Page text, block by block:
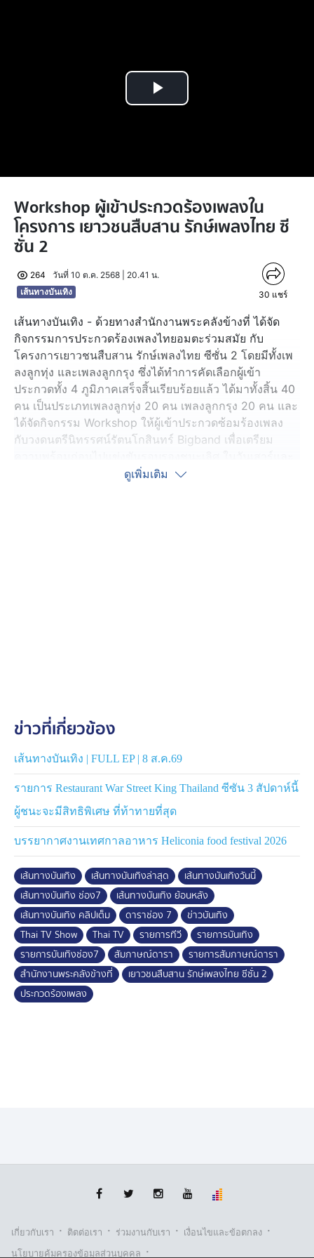
Play
Workshop ผู้เข้าประกวดร้องเพลงใน
โครงการ เยาวชนสืบสาน รักษ์เพลงไทย ซี
ซั่น 2
264
วันที่ 10 ต.ค. 2568 | 20.41 น.
เส้นทางบันเทิง
30 แชร์
เส้นทางบันเทิง - ด้วยทางสำนักงานพระคลังข้างที่ ได้จัด
กิจกรรมการประกวดร้องเพลงไทยอมตะร่วมสมัย กับ
โครงการเยาวชนสืบสาน รักษ์เพลงไทย ซีซั่น 2 โดยมีทั้งเพ
ลงลูกทุ่ง และเพลงลูกกรุง ซึ่งได้ทำการคัดเลือกผู้เข้า
ประกวดทั้ง 4 ภูมิภาคเสร็จสิ้นเรียบร้อยแล้ว ได้มาทั้งสิ้น 40
คน เป็นประเภทเพลงลูกทุ่ง 20 คน เพลงลูกกรุง 20 คน และ
ได้จัดกิจกรรม Workshop ให้ผู้เข้าประกวดซ้อมร้องเพลง
กับวงดนตรีนิทรรศน์รัตนโกสินทร์ Bigband เพื่อเตรียม
ความพร้อมเพื่อลงประกวดในวันพรุ่งนี้
ดูเพิ่มเติม
ข่าวที่เกี่ยวข้อง
เส้นทางบันเทิง | FULL EP | 8 ส.ค.69
รายการ Restaurant War Street King Thailand ซีซัน 3 สัปดาห์นี้
ผู้ชนะจะมีสิทธิพิเศษ ที่ท้าทายที่สุด
บรรยากาศงานเทศกาลอาหาร Heliconia food festival 2026
เส้นทางบันเทิง เส้นทางบันเทิงล่าสุด
เส้นทางบันเทิงวันนี้
เส้นทางบันเทิง ช่อง7
เส้นทางบันเทิง ย้อนหลัง
เส้นทางบันเทิง คลิปเต็ม
ดาราช่อง 7
ข่าวบันเทิง
Thai TV Show
Thai TV รายการทีวี
รายการบันเทิง
รายการบันเทิงช่อง7
สัมภาษณ์ดารา
รายการสัมภาษณ์ดารา
สำนักงานพระคลังข้างที่
เยาวชนสืบสาน รักษ์เพลงไทย ซีซั่น 2
ประกวดร้องเพลง
เกี่ยวกับเรา · ติตต่อเรา · ร่วมงานกับเรา · เงื่อนไขและข้อตกลง ·
นโยบายคุ้มครองข้อมูลส่วนบุคคล ·